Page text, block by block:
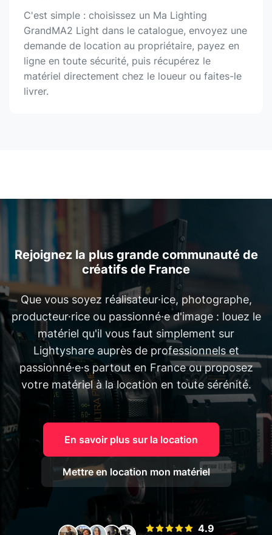
C'est simple : choisissez un Ma Lighting
GrandMA2 Light dans le catalogue, envoyez une
demande de location au propriétaire, payez en
ligne en toute sécurité, puis récupérez le
matériel directement chez le loueur ou faites-le
livrer.
Rejoignez la plus grande communauté de
créatifs de France
Que vous soyez réalisateur·ice, photographe,
producteur·rice ou passionné·e d'image : louez le
matériel qu'il vous faut simplement sur
Lightyshare auprès de professionnels et
passionné·e·s partout en France ou proposez
votre matériel à la location en toute sérénité.
En savoir plus sur la location
Mettre en location mon matériel
4.9